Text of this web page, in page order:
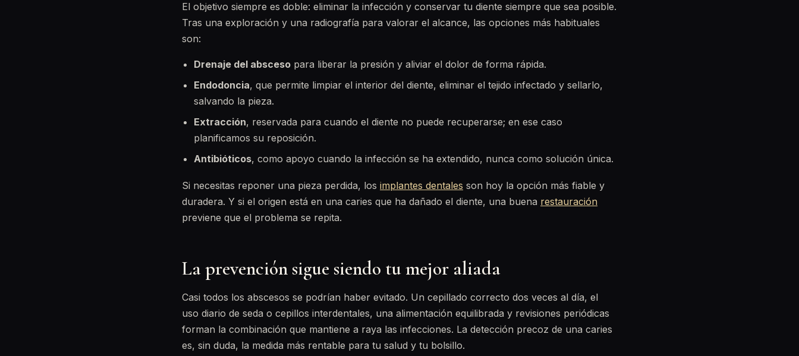
El objetivo siempre es doble: eliminar la infección y conservar tu diente siempre que sea posible.
Tras una exploración y una radiografía para valorar el alcance, las opciones más habituales
son:
Drenaje del absceso para liberar la presión y aliviar el dolor de forma rápida.
Endodoncia, que permite limpiar el interior del diente, eliminar el tejido infectado y sellarlo,
salvando la pieza.
Extracción, reservada para cuando el diente no puede recuperarse; en ese caso
planificamos su reposición.
Antibióticos, como apoyo cuando la infección se ha extendido, nunca como solución única.
Si necesitas reponer una pieza perdida, los implantes dentales son hoy la opción más fiable y
duradera. Y si el origen está en una caries que ha dañado el diente, una buena restauración
previene que el problema se repita.
La prevención sigue siendo tu mejor aliada
Casi todos los abscesos se podrían haber evitado. Un cepillado correcto dos veces al día, el
uso diario de seda o cepillos interdentales, una alimentación equilibrada y revisiones periódicas
forman la combinación que mantiene a raya las infecciones. La detección precoz de una caries
es, sin duda, la medida más rentable para tu salud y tu bolsillo.